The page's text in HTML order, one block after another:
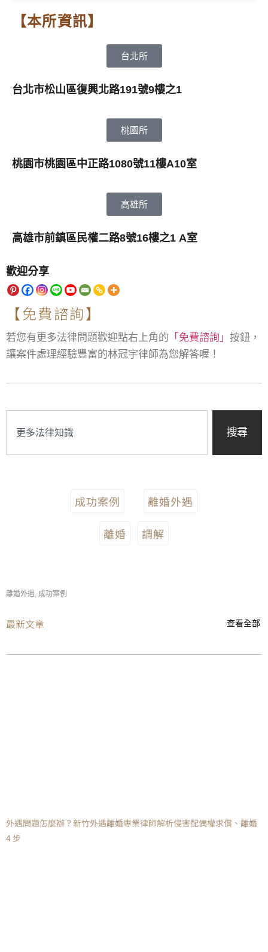
【本所資訊】
台北所
台北市松山區復興北路191號9樓之1
桃園所
桃園市桃園區中正路1080號11樓A10室
高雄所
高雄市前鎮區民權二路8號16樓之1 A室
歡迎分享
【免費諮詢】
若您有更多法律問題歡迎點右上角的 「免費諮詢」 按鈕，
讓案件處理經驗豐富的林冠宇律師為您解答喔！
搜尋
成功案例 離婚外遇
離婚 調解
離婚外遇, 成功案例
最新文章 查看全部
外遇問題怎麼辦？新竹外遇離婚專業律師解析侵害配偶權求償、離婚
4 步